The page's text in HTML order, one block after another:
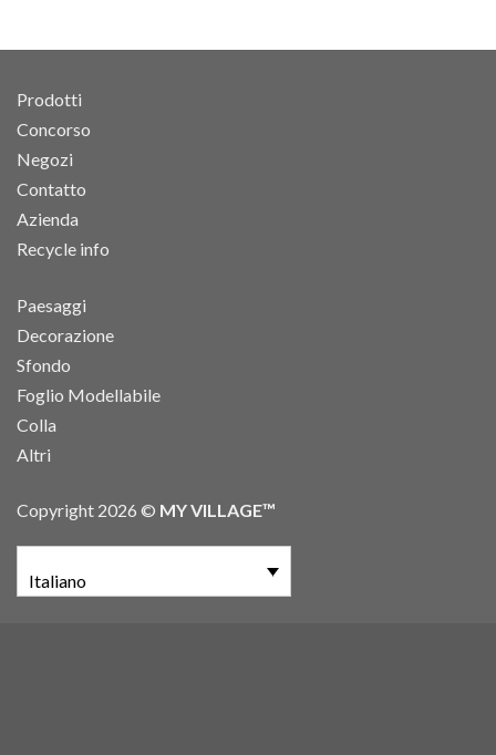
Prodotti
Concorso
Negozi
Contatto
Azienda
Recycle info
Paesaggi
Decorazione
Sfondo
Foglio Modellabile
Colla
Altri
Copyright 2026 © MY VILLAGE™
Italiano